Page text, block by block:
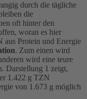
durch die tägliche
die
oft hinter den
woran es hier
aus Protein und Energie
. Zum einen wird
wird eine teure
Darstellung 1 zeigt,
1.422 g TZN
von 1.673 g möglich